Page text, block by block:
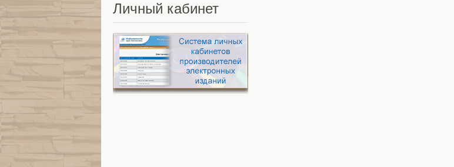
Личный кабинет